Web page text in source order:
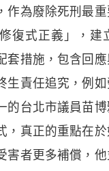
作為廢除死刑最重
復式正義」，建
套措施，包含回
生責任追究，例
的台北市議員苗
，真正的重點在
害者更多補償，